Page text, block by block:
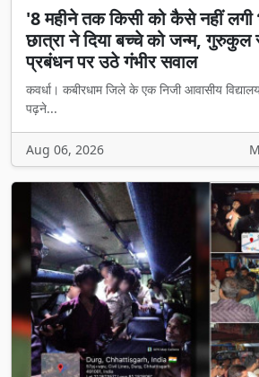
'8 महीने तक किसी को कैसे नहीं
छात्रा ने दिया बच्चे को जन्म, गुरुकुल
प्रबंधन पर उठे गंभीर सवाल
कवर्धा। कबीरधाम जिले के एक निजी आवासीय
पढ़ने...
Aug 06, 2026